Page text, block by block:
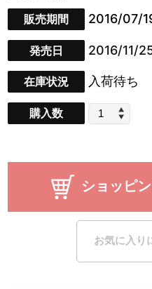
販売期間 2016/07/
発売日 2016/11/
在庫状況 入荷待ち
購入数
ショッピ
お気に入り